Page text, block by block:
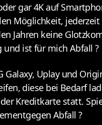
gar 4K auf
Möglichkeit, jederzeit
Jahren keine
und ist für mich Abfall ?
Uplay und
diese bei Bedarf
Kreditkarte statt.
Abfall ?